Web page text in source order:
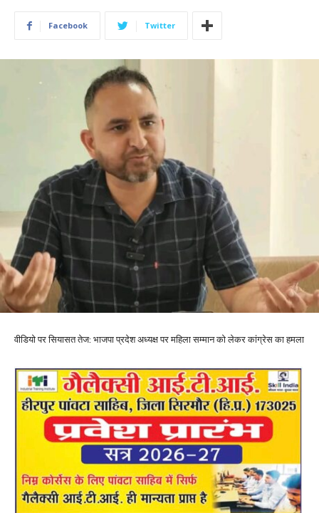
Facebook Twitter
वीडियो पर सियासत तेज: भाजपा प्रदेश अध्यक्ष पर महिला सम्मान को लेकर कांग्रेस का हमला